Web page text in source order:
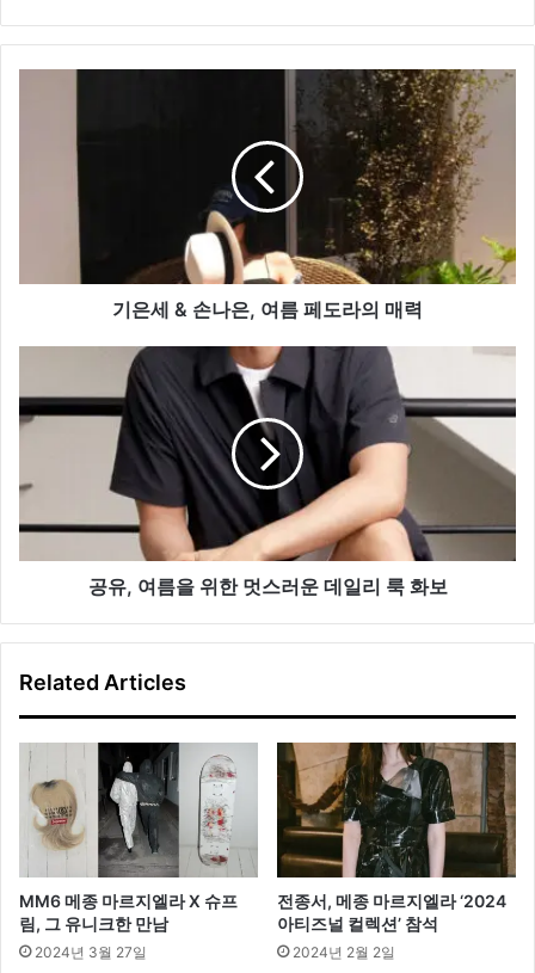
름
매
력
기은세 & 손나은, 여름 페도라의 매력
여
름
위
멋
스
리
보
공유, 여름을 위한 멋스러운 데일리 룩 화보
Related Articles
MM6 메종 마르지엘라 X 슈프
림, 그 유니크한 만남
2024년 3월 27일
전종서, 메종 마르지엘라 ‘2024
아티즈널 컬렉션’ 참석
2024년 2월 2일